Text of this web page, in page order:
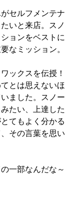
セルフメンテナ
いと来店。スノ
ョンをベストに
なミッション。
ックスを伝授！
とは思えないほ
ました。スノー
たい、上達した
てもよく分かる
その言葉を思い
一部なんだな～